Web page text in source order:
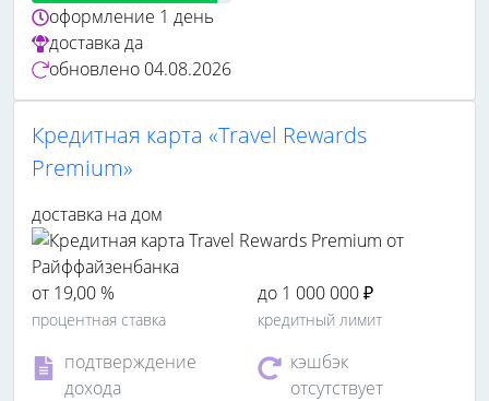
оформление 1 день
доставкада
обновлено 04.08.2026
Кредитная карта «Travel Rewards
Premium»
доставка на дом
от 19,00 %
процентная ставка
до 1 000 000 ₽
кредитный лимит
подтверждение
дохода
кэшбэк
отсутствует